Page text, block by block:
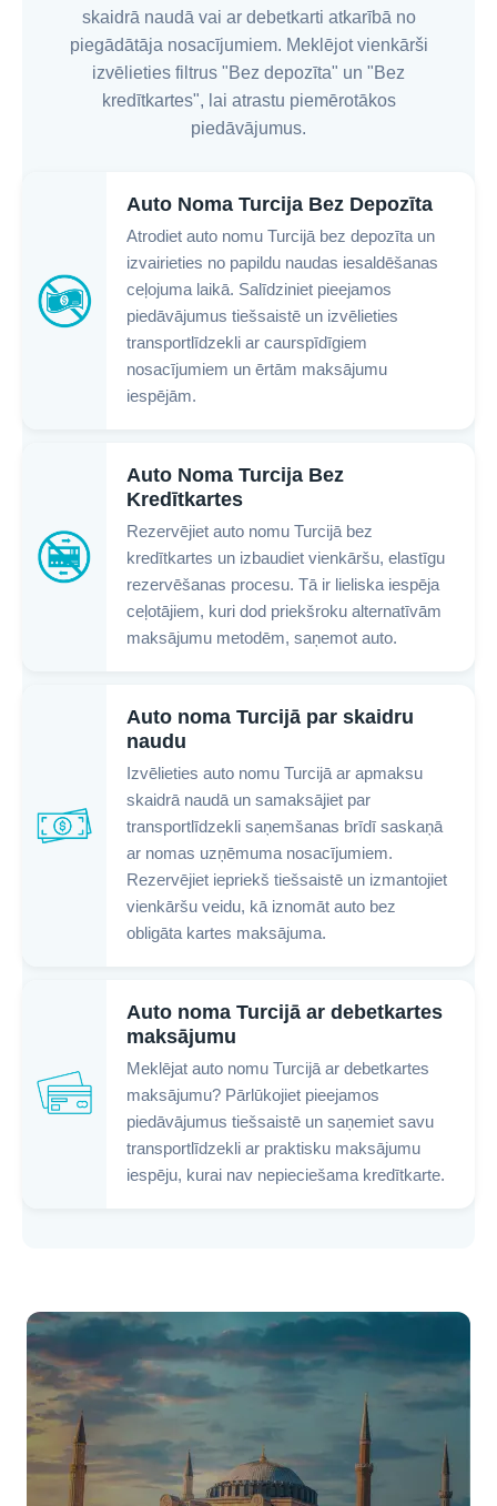
skaidrā naudā vai ar debetkarti atkarībā no
piegādātāja nosacījumiem. Meklējot vienkārši
izvēlieties filtrus "Bez depozīta" un "Bez
kredītkartes", lai atrastu piemērotākos
piedāvājumus.
Auto Noma Turcija Bez Depozīta
Atrodiet auto nomu Turcijā bez depozīta un
izvairieties no papildu naudas iesaldēšanas
ceļojuma laikā. Salīdziniet pieejamos
piedāvājumus tiešsaistē un izvēlieties
transportlīdzekli ar caurspīdīgiem
nosacījumiem un ērtām maksājumu
iespējām.
Auto Noma Turcija Bez
Kredītkartes
Rezervējiet auto nomu Turcijā bez
kredītkartes un izbaudiet vienkāršu, elastīgu
rezervēšanas procesu. Tā ir lieliska iespēja
ceļotājiem, kuri dod priekšroku alternatīvām
maksājumu metodēm, saņemot auto.
Auto noma Turcijā par skaidru
naudu
Izvēlieties auto nomu Turcijā ar apmaksu
skaidrā naudā un samaksājiet par
transportlīdzekli saņemšanas brīdī saskaņā
ar nomas uzņēmuma nosacījumiem.
Rezervējiet iepriekš tiešsaistē un izmantojiet
vienkāršu veidu, kā iznomāt auto bez
obligāta kartes maksājuma.
Auto noma Turcijā ar debetkartes
maksājumu
Meklējat auto nomu Turcijā ar debetkartes
maksājumu? Pārlūkojiet pieejamos
piedāvājumus tiešsaistē un saņemiet savu
transportlīdzekli ar praktisku maksājumu
iespēju, kurai nav nepieciešama kredītkarte.